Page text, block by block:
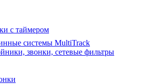
с таймером
системы MultiTrack
звонки, сетевые фильтры